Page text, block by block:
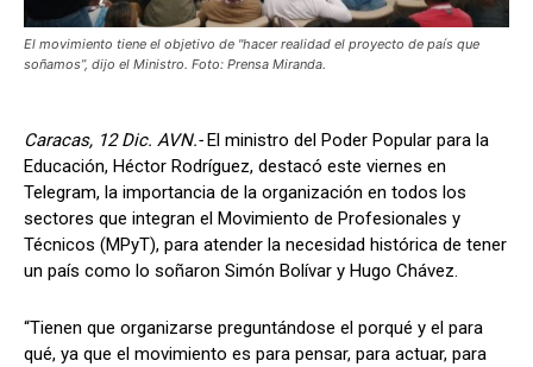
El movimiento tiene el objetivo de "hacer realidad el proyecto de país que
soñamos”, dijo el Ministro. Foto: Prensa Miranda.
Caracas, 12 Dic. AVN.- El ministro del Poder Popular para la
Educación, Héctor Rodríguez, destacó este viernes en
Telegram, la importancia de la organización en todos los
sectores que integran el Movimiento de Profesionales y
Técnicos (MPyT), para atender la necesidad histórica de tener
un país como lo soñaron Simón Bolívar y Hugo Chávez.
“Tienen que organizarse preguntándose el porqué y el para
qué, ya que el movimiento es para pensar, para actuar, para